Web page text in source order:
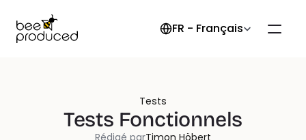
Tests
Tests Fonctionnels
Rédigé parTimon Höbert
Select Language
FR - Français